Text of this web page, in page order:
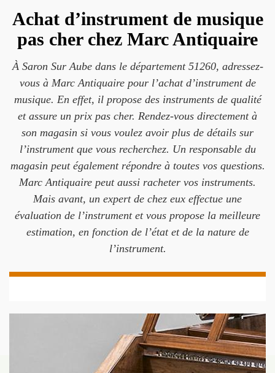
Achat d’instrument de musique
pas cher chez Marc Antiquaire
À Saron Sur Aube dans le département 51260, adressez-
vous à Marc Antiquaire pour l’achat d’instrument de
musique. En effet, il propose des instruments de qualité
et assure un prix pas cher. Rendez-vous directement à
son magasin si vous voulez avoir plus de détails sur
l’instrument que vous recherchez. Un responsable du
magasin peut également répondre à toutes vos questions.
Marc Antiquaire peut aussi racheter vos instruments.
Mais avant, un expert de chez eux effectue une
évaluation de l’instrument et vous propose la meilleure
estimation, en fonction de l’état et de la nature de
l’instrument.